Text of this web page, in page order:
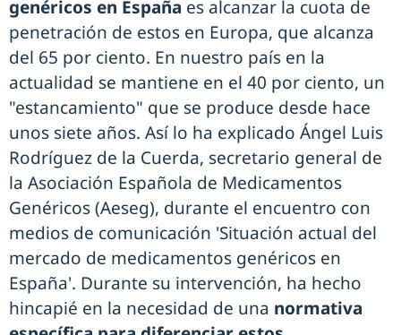
genéricos en España es alcanzar la cuota de
penetración de estos en Europa, que alcanza
del 65 por ciento. En nuestro país en la
actualidad se mantiene en el 40 por ciento, un
"estancamiento" que se produce desde hace
unos siete años. Así lo ha explicado Ángel Luis
Rodríguez de la Cuerda, secretario general de
la Asociación Española de Medicamentos
Genéricos (Aeseg), durante el encuentro con
medios de comunicación 'Situación actual del
mercado de medicamentos genéricos en
España'. Durante su intervención, ha hecho
hincapié en la necesidad de una normativa